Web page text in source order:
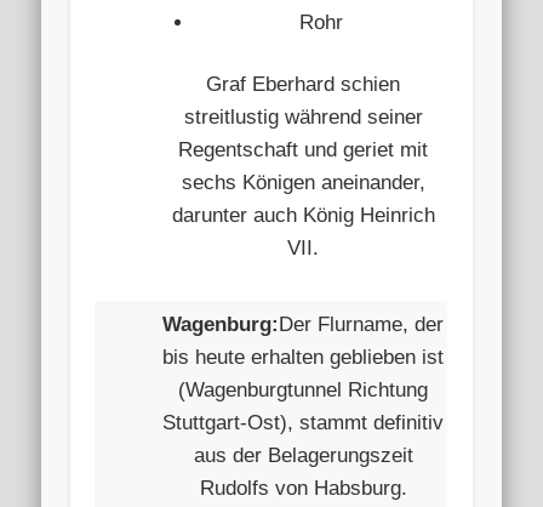
Rohr
Graf Eberhard schien
streitlustig während seiner
Regentschaft und geriet mit
sechs Königen aneinander,
darunter auch König Heinrich
VII.
Wagenburg:Der Flurname, der
bis heute erhalten geblieben ist
(Wagenburgtunnel Richtung
Stuttgart-Ost), stammt definitiv
aus der Belagerungszeit
Rudolfs von Habsburg.